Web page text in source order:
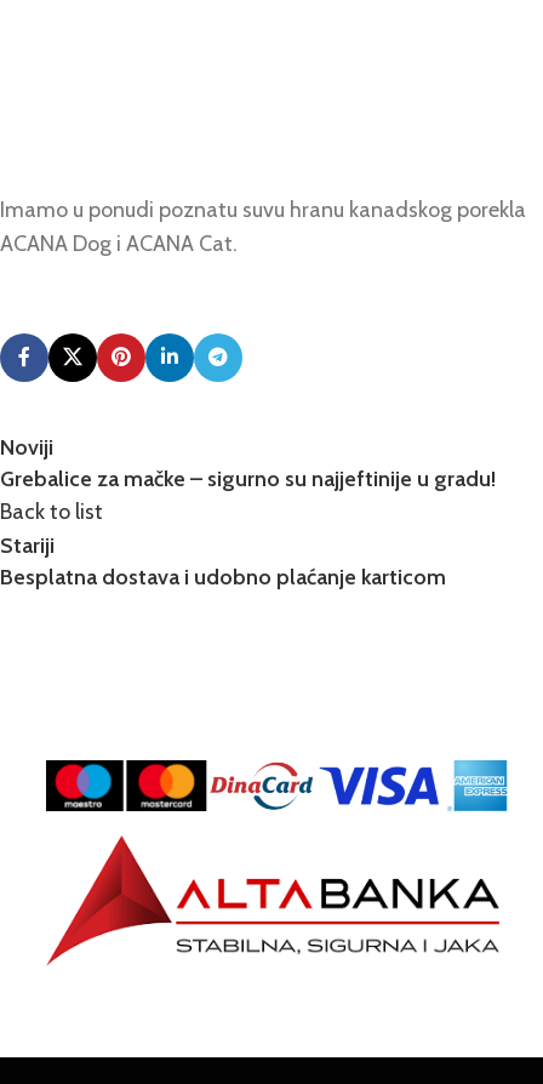
Imamo u ponudi poznatu suvu hranu kanadskog porekla
ACANA Dog i ACANA Cat.
Noviji
Grebalice za mačke – sigurno su najjeftinije u gradu!
Back to list
Stariji
Besplatna dostava i udobno plaćanje karticom